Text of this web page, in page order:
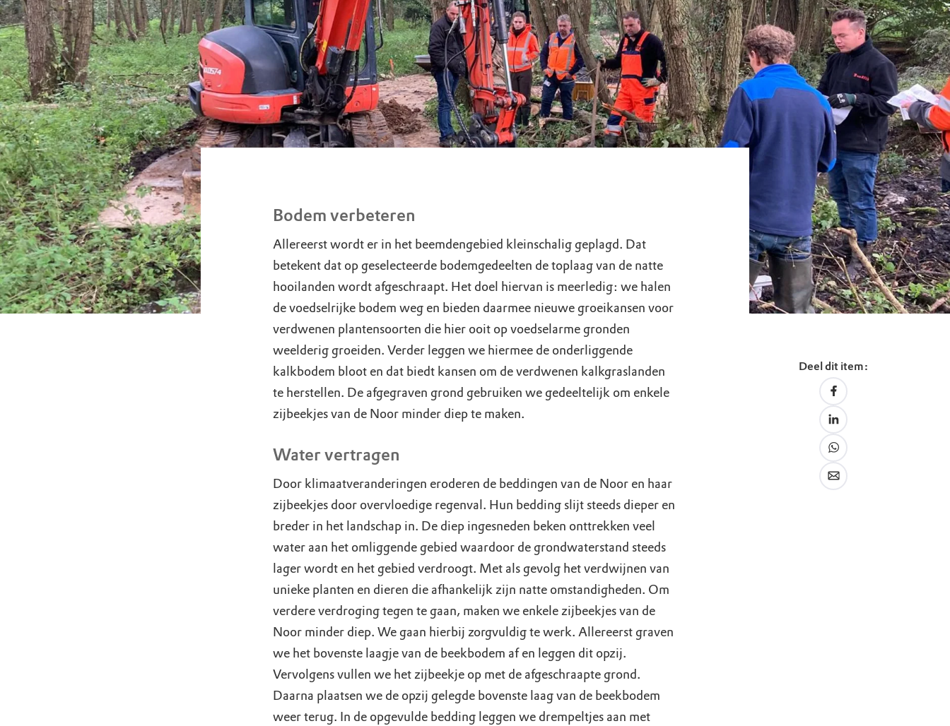
Bodem verbeteren
Allereerst wordt er in het beemdengebied kleinschalig geplagd. Dat
betekent dat op geselecteerde bodemgedeelten de toplaag van de natte
hooilanden wordt afgeschraapt. Het doel hiervan is meerledig: we halen
de voedselrijke bodem weg en bieden daarmee nieuwe groeikansen voor
verdwenen plantensoorten die hier ooit op voedselarme gronden
weelderig groeiden. Verder leggen we hiermee de onderliggende
kalkbodem bloot en dat biedt kansen om de verdwenen kalkgraslanden
te herstellen. De afgegraven grond gebruiken we gedeeltelijk om enkele
zijbeekjes van de Noor minder diep te maken.
Water vertragen
Door klimaatveranderingen eroderen de beddingen van de Noor en haar
zijbeekjes door overvloedige regenval. Hun bedding slijt steeds dieper en
breder in het landschap in. De diep ingesneden beken onttrekken veel
water aan het omliggende gebied waardoor de grondwaterstand steeds
lager wordt en het gebied verdroogt. Met als gevolg het verdwijnen van
unieke planten en dieren die afhankelijk zijn natte omstandigheden. Om
verdere verdroging tegen te gaan, maken we enkele zijbeekjes van de
Noor minder diep. We gaan hierbij zorgvuldig te werk. Allereerst graven
we het bovenste laagje van de beekbodem af en leggen dit opzij.
Vervolgens vullen we het zijbeekje op met de afgeschraapte grond.
Daarna plaatsen we de opzij gelegde bovenste laag van de beekbodem
weer terug. In de opgevulde bedding leggen we drempeltjes aan met
Deel dit item: